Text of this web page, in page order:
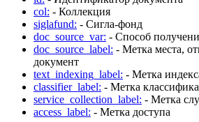
col: - Коллекция
siglafund: - Сигла-фонд
doc_source_var: - Способ
doc_source_label: - Метка места,
документ
text_indexing_label: - Метка
classifier_label: - Метка
service_collection_label: - Метка
access_label: - Метка доступа